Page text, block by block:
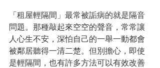
「租屋輕隔間」最常被詬病的就是隔音
問題。那種敲起來空空的聲音，常常讓
人心生不安，深怕自己的一舉一動都會
被鄰居聽得一清二楚。但別擔心，即使
是輕隔間，也有許多方法可以有效改善